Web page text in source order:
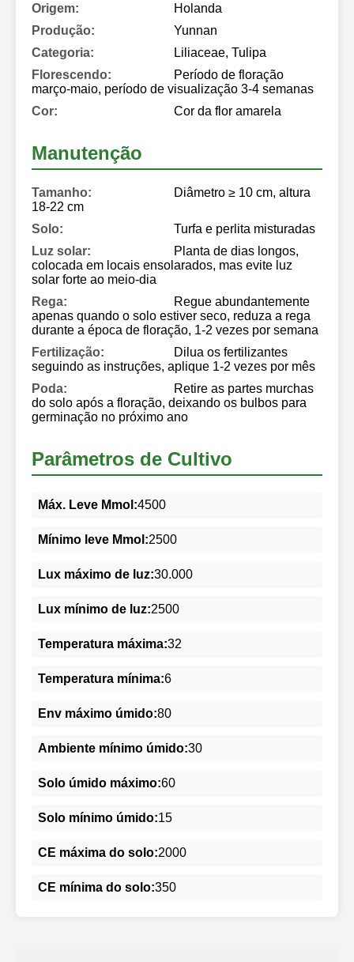
Origem:
Holanda
Produção:
Yunnan
Categoria:
Liliaceae, Tulipa
Florescendo:
Período de floração
março-maio, período de visualização 3-4 semanas
Cor:
Cor da flor amarela
Manutenção
Tamanho:
Diâmetro ≥ 10 cm, altura
18-22 cm
Solo:
Turfa e perlita misturadas
Luz solar:
Planta de dias longos,
colocada em locais ensolarados, mas evite luz
solar forte ao meio-dia
Rega:
Regue abundantemente
apenas quando o solo estiver seco, reduza a rega
durante a época de floração, 1-2 vezes por semana
Fertilização:
Dilua os fertilizantes
seguindo as instruções, aplique 1-2 vezes por mês
Poda:
Retire as partes murchas
do solo após a floração, deixando os bulbos para
germinação no próximo ano
Parâmetros de Cultivo
Máx. Leve Mmol:4500
Mínimo leve Mmol:2500
Lux máximo de luz:30.000
Lux mínimo de luz:2500
Temperatura máxima:32
Temperatura mínima:6
Env máximo úmido:80
Ambiente mínimo úmido:30
Solo úmido máximo:60
Solo mínimo úmido:15
CE máxima do solo:2000
CE mínima do solo:350